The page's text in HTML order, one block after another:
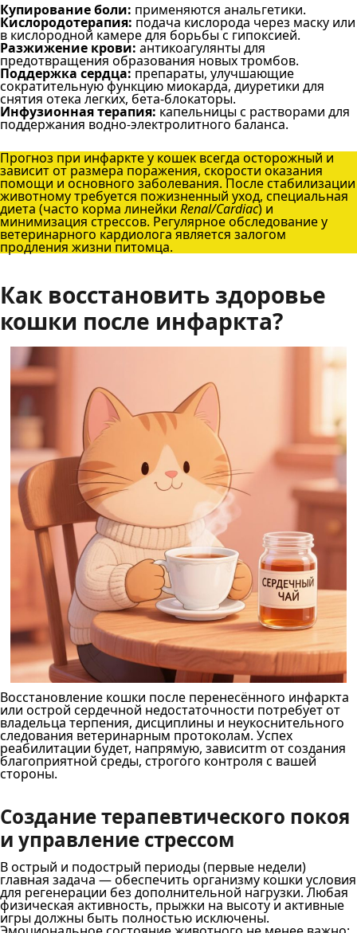
Купирование боли: применяются анальгетики.
Кислородотерапия: подача кислорода через маску или
в кислородной камере для борьбы с гипоксией.
Разжижение крови: антикоагулянты для
предотвращения образования новых тромбов.
Поддержка сердца: препараты, улучшающие
сократительную функцию миокарда, диуретики для
снятия отека легких, бета-блокаторы.
Инфузионная терапия: капельницы с растворами для
поддержания водно-электролитного баланса.
Прогноз при инфаркте у кошек всегда осторожный и
зависит от размера поражения, скорости оказания
помощи и основного заболевания. После стабилизации
животному требуется пожизненный уход, специальная
диета (часто корма линейки Renal/Cardiac) и
минимизация стрессов. Регулярное обследование у
ветеринарного кардиолога является залогом
продления жизни питомца.
Как восстановить здоровье
кошки после инфаркта?
Восстановление кошки после перенесённого инфаркта
или острой сердечной недостаточности потребует от
владельца терпения, дисциплины и неукоснительного
следования ветеринарным протоколам. Успех
реабилитации будет, напрямую, зависитm от создания
благоприятной среды, строгого контроля с вашей
стороны.
Создание терапевтического покоя
и управление стрессом
В острый и подострый периоды (первые недели)
главная задача — обеспечить организму кошки условия
для регенерации без дополнительной нагрузки. Любая
физическая активность, прыжки на высоту и активные
игры должны быть полностью исключены.